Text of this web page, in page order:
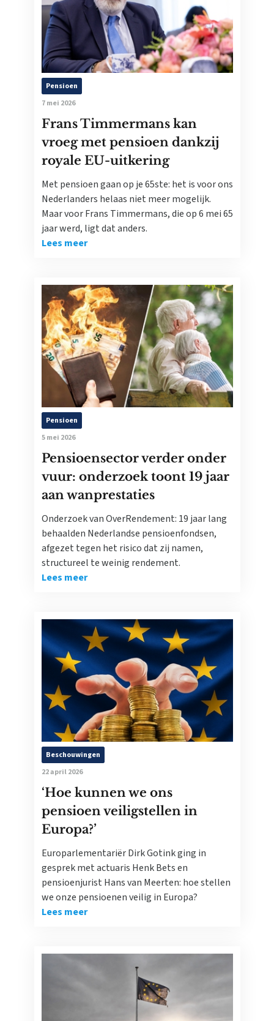
Pensioen
7 mei 2026
Frans Timmermans kan
vroeg met pensioen dankzij
royale EU-uitkering
Met pensioen gaan op je 65ste: het is voor ons
Nederlanders helaas niet meer mogelijk.
Maar voor Frans Timmermans, die op 6 mei 65
jaar werd, ligt dat anders.
Lees meer
Pensioen
5 mei 2026
Pensioensector verder onder
vuur: onderzoek toont 19 jaar
aan wanprestaties
Onderzoek van OverRendement: 19 jaar lang
behaalden Nederlandse pensioenfondsen,
afgezet tegen het risico dat zij namen,
structureel te weinig rendement.
Lees meer
Beschouwingen
22 april 2026
‘Hoe kunnen we ons
pensioen veiligstellen in
Europa?’
Europarlementariër Dirk Gotink ging in
gesprek met actuaris Henk Bets en
pensioenjurist Hans van Meerten: hoe stellen
we onze pensioenen veilig in Europa?
Lees meer